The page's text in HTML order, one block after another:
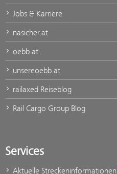
Jobs & Karriere
nasicher.at
oebb.at
unsereoebb.at
railaxed Reiseblog
Rail Cargo Group Blog
Services
Aktuelle Streckeninformationen